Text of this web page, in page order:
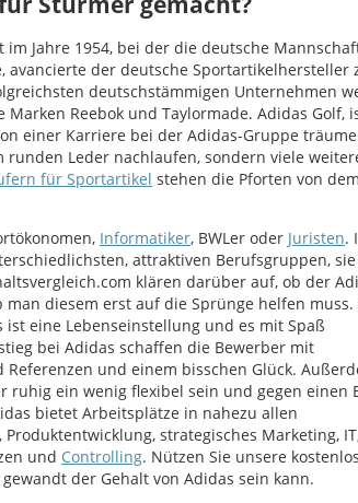
Jahre 1954, bei der die deutsche
avancierte der deutsche Sportartikelhersteller
deutschstämmigen Unternehmen
Reebok und Taylormade. Adidas Golf,
einer Karriere bei der Adidas-Gruppe
Leder nachlaufen, sondern viele
für Sportartikel stehen die Pforten von dem
Informatiker, BWLer oder Juristen.
attraktiven Berufsgruppen,
klären darüber auf, ob der
diesem erst auf die Sprünge helfen muss.
eine Lebenseinstellung und es mit Spaß
bei Adidas schaffen die Bewerber mit
Referenzen und einem bisschen Glück.
ruhig ein wenig flexibel sein und gegen einen
bietet Arbeitsplätze in nahezu allen
strategisches Marketing,
und Controlling. Nützen Sie unsere
der Gehalt von Adidas sein kann.